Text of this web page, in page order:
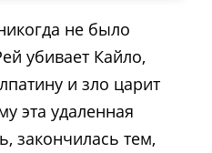
не было
убивает Кайло,
и зло царит
эта удаленная
закончилась тем,